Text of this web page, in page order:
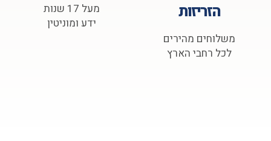
הזריזות
משלוחים מהירים
לכל רחבי הארץ
מעל 17 שנות
ידע ומוניטין